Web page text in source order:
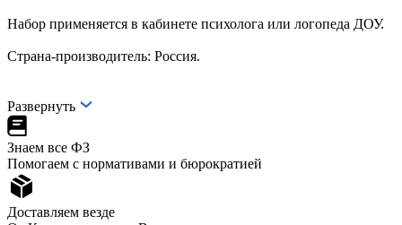
Набор применяется в кабинете психолога или логопеда ДОУ.
Страна-производитель: Россия.
Развернуть
Знаем все ФЗ
Помогаем с нормативами и бюрократией
Доставляем везде